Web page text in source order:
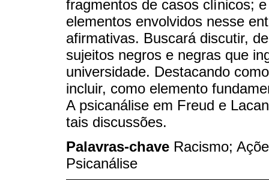
fragmentos de casos clínicos;
elementos envolvidos nesse
afirmativas. Buscará discutir,
sujeitos negros e negras que
universidade. Destacando
incluir, como elemento
A psicanálise em Freud e
tais discussões.
Palavras-chave Racismo;
Psicanálise